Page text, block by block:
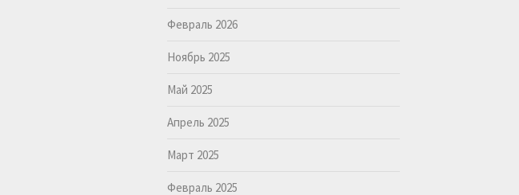
Февраль 2026
Ноябрь 2025
Май 2025
Апрель 2025
Март 2025
Февраль 2025